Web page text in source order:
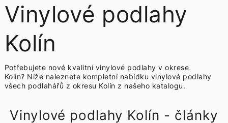
Vinylové podlahy
Kolín
Potřebujete nové kvalitní vinylové podlahy v okrese
Kolín? Níže naleznete kompletní nabídku vinylové podlahy
všech podlahářů z okresu Kolín z našeho katalogu.
Vinylové podlahy Kolín - články